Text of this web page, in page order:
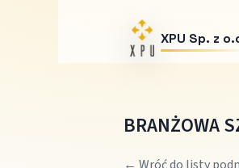
XPU Sp. z
BRANŻOWA